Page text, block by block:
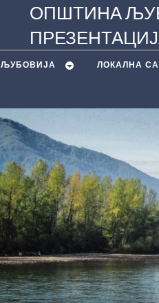
ОПШТИНА
ЉУБОВИЈA ЛОКАЛНА